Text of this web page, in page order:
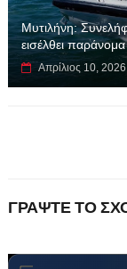
Μυτιλήνη:
εισέλθει
Απρίλιος 10, 2026
ΓΡΑΨΤΕ ΤΟ